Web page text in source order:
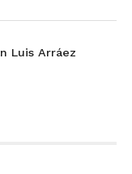
Luis Arráez